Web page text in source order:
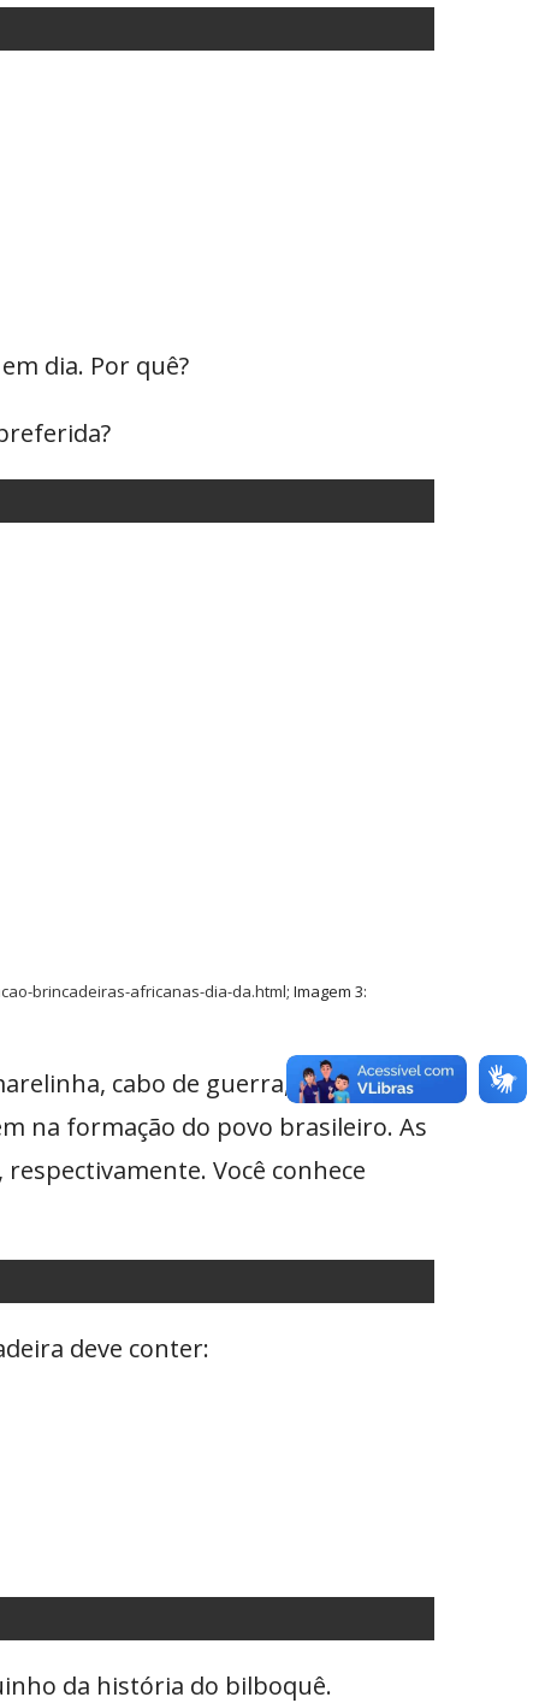
dia. Por quê?
brincadeiras-africanas-dia-da.html; Imagem 3:
cabo de guerra, mata
na formação do povo brasileiro. As
Você conhece
deve conter:
da história do bilboquê.